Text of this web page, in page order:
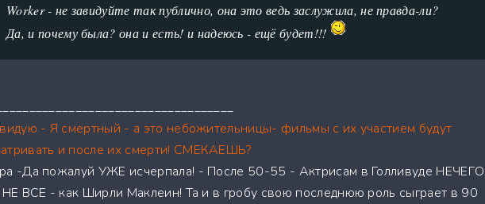
Worker - не завидуйте так публично, она это ведь заслужила, не правда-ли?
Да, и почему была? она и есть! и надеюсь - ещё будет!!!
- Я смертный - а это небожительницы- фильмы с их участием будут
и после их смерти! СМЕКАЕШЬ?
-Да пожалуй УЖЕ исчерпала! - После 50-55 - Актрисам в Голливуде НЕЧЕГО
НЕ ВСЕ - как Ширли Маклеин! Та и в гробу свою последнюю роль сыграет в 90